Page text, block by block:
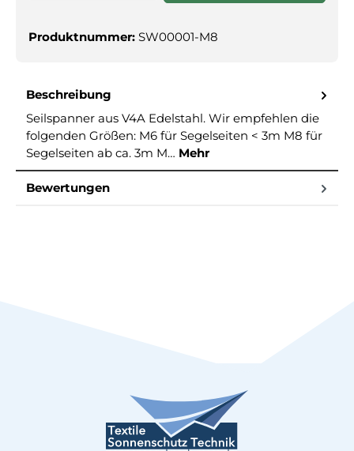
Produktnummer: SW00001-M8
Beschreibung
Seilspanner aus V4A Edelstahl. Wir empfehlen die
folgenden Größen: M6 für Segelseiten < 3m M8 für
Segelseiten ab ca. 3m M… Mehr
Bewertungen